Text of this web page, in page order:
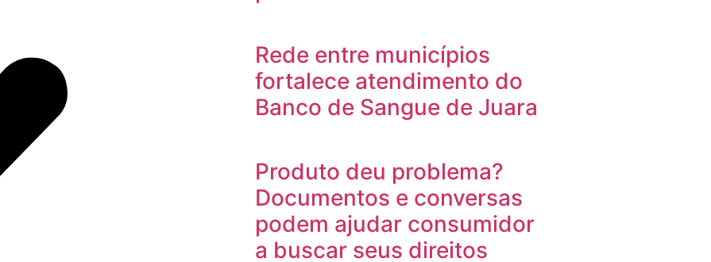
Rede entre municípios
fortalece atendimento do
Banco de Sangue de Juara
Produto deu problema?
Documentos e conversas
podem ajudar consumidor
a buscar seus direitos